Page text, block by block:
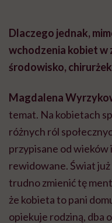
Dlaczego jednak,
wchodzenia kobiet w
środowisko,
Magdalena
temat. Na kobietach
różnych ról
przypisane od wieków
rewidowane. Świat już
trudno zmienić tę
że kobieta to pani
opiekuje rodziną, dba